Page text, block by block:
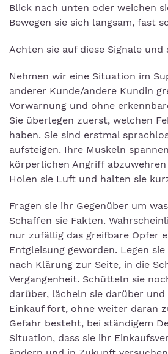
Blick nach unten oder weichen
Bewegen sie sich langsam, fast
Achten sie auf diese Signale und
Nehmen wir eine Situation im
anderer Kunde/andere Kundin
Vorwarnung und ohne
Sie überlegen zuerst, welchen
haben. Sie sind erstmal
aufsteigen. Ihre Muskeln
körperlichen Angriff
Holen sie Luft und halten sie
Fragen sie ihr Gegenüber um
Schaffen sie Fakten.
nur zufällig das greifbare Opfer
Entgleisung geworden. Legen
nach Klärung zur Seite, in die
Vergangenheit. Schütteln sie
darüber, lächeln sie darüber
Einkauf fort, ohne weiter daran
Gefahr besteht, bei ständigem
Situation, dass sie ihr